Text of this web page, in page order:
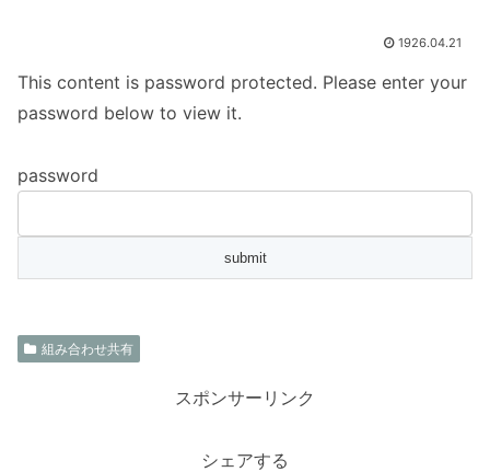
1926.04.21
This content is password protected. Please enter your
password below to view it.
password
組み合わせ共有
スポンサーリンク
シェアする